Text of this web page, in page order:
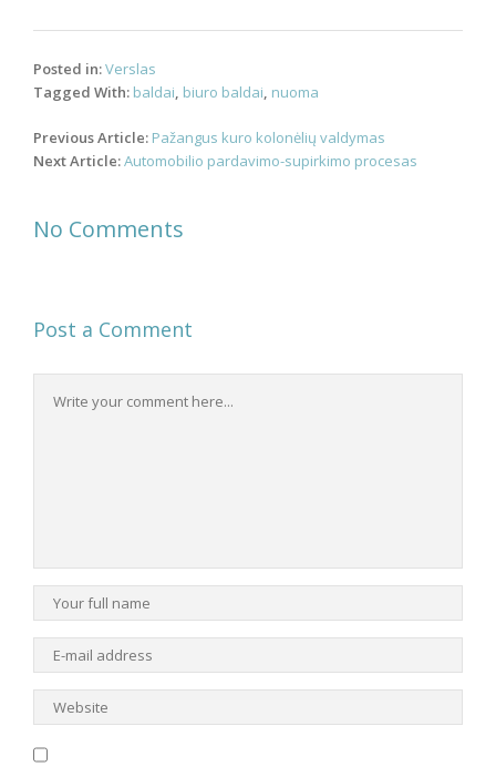
Posted in:Verslas
Tagged With: baldai, biuro baldai, nuoma
Post
navigation
Previous Article: Pažangus kuro kolonėlių valdymas
Next Article:Automobilio pardavimo-supirkimo procesas
No Comments
Post a Comment